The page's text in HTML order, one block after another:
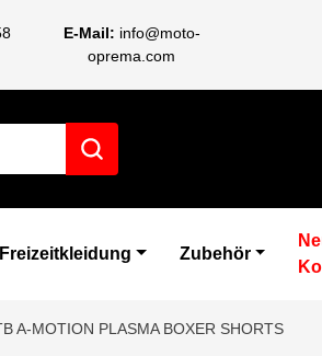
E-Mail: info@moto-
oprema.com
Freizeitkleidung Zubehör
A-MOTION PLASMA BOXER SHORTS